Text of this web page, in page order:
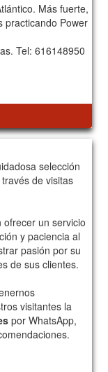
Más fuerte,
practicando Power
Tel: 616148950
selección
de visitas
un servicio
y paciencia al
pasión por su
de sus clientes.
visitantes la
por WhatsApp,